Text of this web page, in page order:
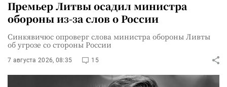
Премьер Литвы осадил министра
обороны из-за слов о России
Синкявичюс опроверг слова министра обороны Ливты
об угрозе со стороны России
7 августа 2026, 08:35 15